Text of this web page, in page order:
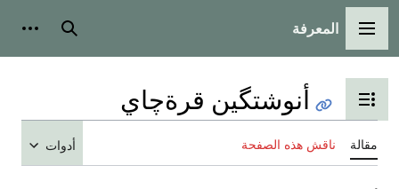
القائمة الرئيسية
المعرفة بحث
تبديل عرض جدول المحتويات
أنوشتگين قرةچاي
مقالة ناقش هذه الصفحة أدوات